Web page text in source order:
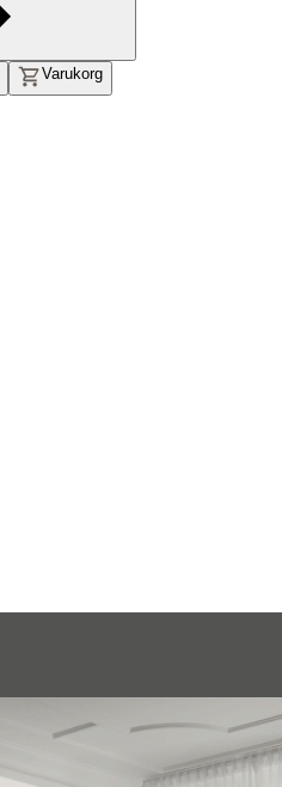
Varukorg